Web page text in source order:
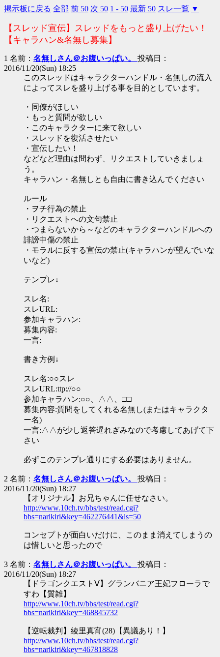
掲示板に戻る 全部 前 50 次 50 1 - 50 最新 50 スレ一覧 ▼
【スレッド宣伝】スレッドをもっと盛り上げたい！
【キャラハン&名無し募集】
1 名前： 名無しさん＠お腹いっぱい。 投稿日：
2016/11/20(Sun) 18:25
このスレッドはキャラクターハンドル・名無しの流入
によってスレを盛り上げる事を目的としています。
・同僚がほしい
・もっと質問が欲しい
・このキャラクターに来て欲しい
・スレッドを復活させたい
・宣伝したい！
などなど理由は問わず、リクエストしていきましょ
う。
キャラハン・名無しとも自由に書き込んでください
ルール
・ヲチ行為の禁止
・リクエストへの文句禁止
・つまらないから～などのキャラクターハンドルへの
誹謗中傷の禁止
・モラルに反する宣伝の禁止(キャラハンが望んでいな
いなど)
テンプレ↓
スレ名:
スレURL:
参加キャラハン:
募集内容:
一言:
書き方例↓
スレ名:○○スレ
スレURL:ttp://○○
参加キャラハン:○○、△△、□□
募集内容:質問をしてくれる名無し(またはキャラクタ
ー名)
一言:△△が少し返答遅れぎみなので考慮してあげて下
さい
必ずこのテンプレ通りにする必要はありません。
2 名前： 名無しさん＠お腹いっぱい。 投稿日：
2016/11/20(Sun) 18:27
【オリジナル】お兄ちゃんに任せなさい。
http://www.10ch.tv/bbs/test/read.cgi?
bbs=narikiri&key=462276441&ls=50
コンセプトが面白いだけに、このまま消えてしまうの
は惜しいと思ったので
3 名前： 名無しさん＠お腹いっぱい。 投稿日：
2016/11/20(Sun) 18:27
【ドラゴンクエストⅤ】グランバニア王妃フローラで
すわ【質雑】
http://www.10ch.tv/bbs/test/read.cgi?
bbs=narikiri&key=468845732
【逆転裁判】綾里真宵(28)【異議あり！】
http://www.10ch.tv/bbs/test/read.cgi?
bbs=narikiri&key=467818828